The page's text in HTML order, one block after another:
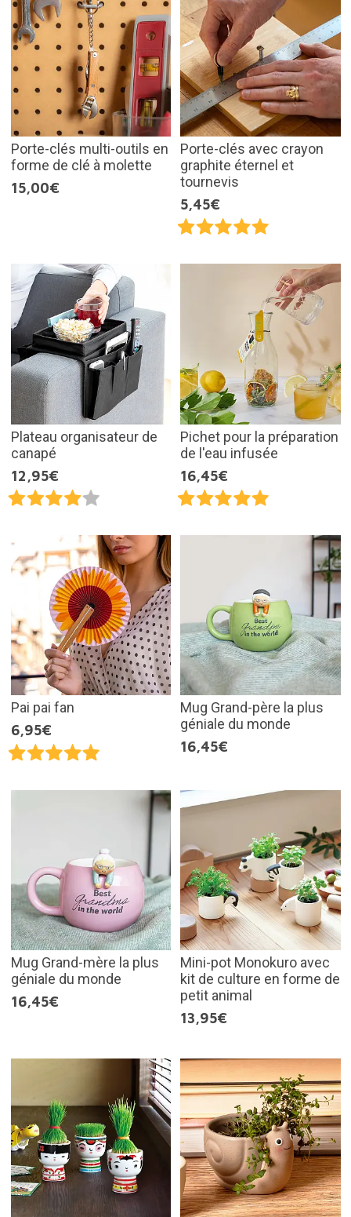
Porte-clés multi-outils en
forme de clé à molette
15,00€
Porte-clés avec crayon
graphite éternel et
tournevis
5,45€
Plateau organisateur de
canapé
12,95€
Pichet pour la préparation
de l'eau infusée
16,45€
Pai pai fan
6,95€
Mug Grand-père la plus
géniale du monde
16,45€
Mug Grand-mère la plus
géniale du monde
16,45€
Mini-pot Monokuro avec
kit de culture en forme de
petit animal
13,95€